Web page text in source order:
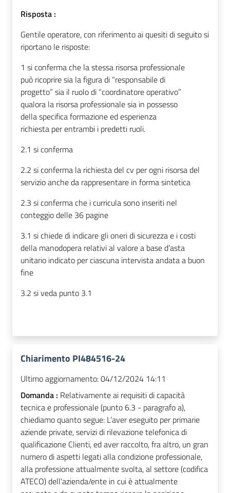
Risposta :
Gentile operatore, con riferimento ai quesiti di seguito si
riportano le risposte:
1 si conferma che la stessa risorsa professionale
può ricoprire sia la figura di “responsabile di
progetto” sia il ruolo di “coordinatore operativo”
qualora la risorsa professionale sia in possesso
della specifica formazione ed esperienza
richiesta per entrambi i predetti ruoli.
2.1 si conferma
2.2 si conferma la richiesta del cv per ogni risorsa del
servizio anche da rappresentare in forma sintetica
2.3 si conferma che i curricula sono inseriti nel
conteggio delle 36 pagine
3.1 si chiede di indicare gli oneri di sicurezza e i costi
della manodopera relativi al valore a base d’asta
unitario indicato per ciascuna intervista andata a buon
fine
3.2 si veda punto 3.1
Chiarimento PI484516-24
Ultimo aggiornamento:04/12/2024 14:11
Domanda : Relativamente ai requisiti di capacità
tecnica e professionale (punto 6.3 - paragrafo a),
chiediamo quanto segue: L’aver eseguito per primarie
aziende private, servizi di rilevazione telefonica di
qualificazione Clienti, ed aver raccolto, fra altro, un gran
numero di aspetti legati alla condizione professionale,
alla professione attualmente svolta, al settore (codifica
ATECO) dell'azienda/ente in cui è attualmente